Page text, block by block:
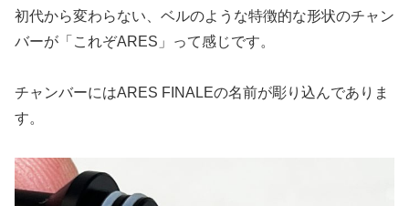
初代から変わらない、ベルのような特徴的な形状のチャン
バーが「これぞARES」って感じです。
チャンバーにはARES FINALEの名前が彫り込んでありま
す。